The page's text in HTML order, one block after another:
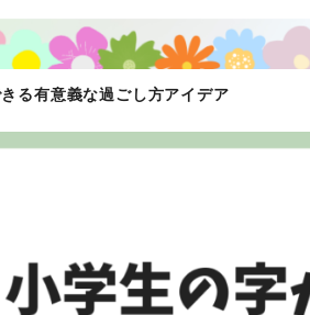
る有意義な過ごし方アイデア